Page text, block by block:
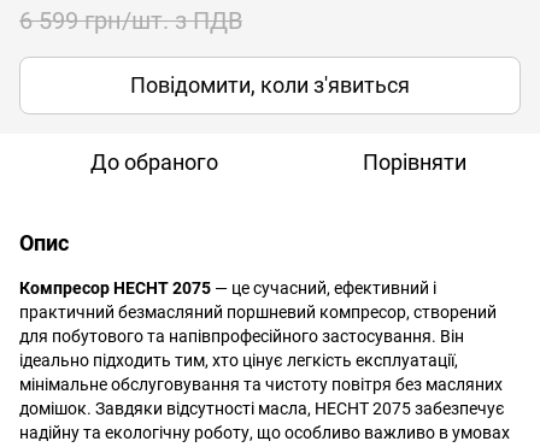
6 599 грн/шт. з ПДВ
Повідомити, коли з'явиться
До обраного Порівняти
Опис
Компресор HECHT 2075 — це сучасний, ефективний і
практичний безмасляний поршневий компресор, створений
для побутового та напівпрофесійного застосування. Він
ідеально підходить тим, хто цінує легкість експлуатації,
мінімальне обслуговування та чистоту повітря без масляних
домішок. Завдяки відсутності масла, HECHT 2075 забезпечує
надійну та екологічну роботу, що особливо важливо в умовах